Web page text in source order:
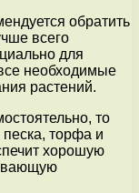
обратить
всего
для
необходимые
растений.
то
торфа и
хорошую